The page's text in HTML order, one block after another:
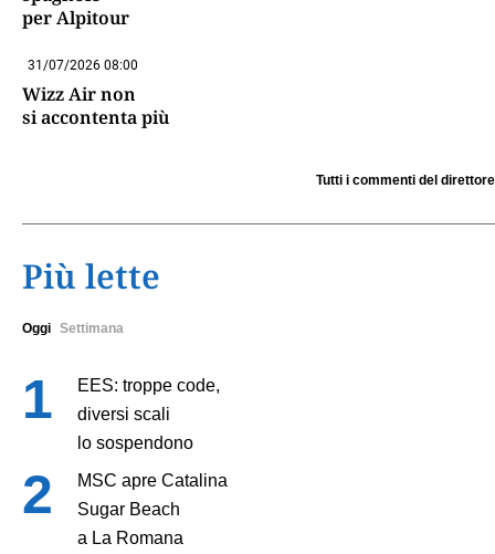
per Alpitour
31/07/2026 08:00
Wizz Air non
si accontenta più
Tutti i commenti del direttore
Più lette
Oggi Settimana
EES: troppe code,
diversi scali
lo sospendono
MSC apre Catalina
Sugar Beach
a La Romana